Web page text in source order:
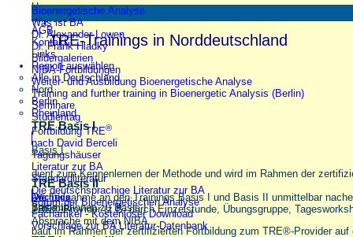
Home
Impressum
AGB
Kontakt
Links
Bioenergetische Analyse
Was ist BA
Dr. Alexander Lowen
Dr. Frank Hladky
Bildergalerien
NIBA-Fortbildungen
Weiter- und Ausbildung Bioenergetische Analyse
Training and further training in Bioenergetic Analysis (Berlin)
Seminare
Studientag
Fortbildung TRE®
nach David Berceli
Tagungshäuser
Literatur zur BA
Standardliteratur
Die deutschsprachige Literatur zur BA
Forum der Bioenergetischen Analyse
Fachartikel - Kostenloser Download
Vorschläge zur BA Literatur-Datenbank
TRE-Trainings in Norddeutschland
Region auswählen
Alle in Deutschland
Nord
Berlin
Rheinland
TRE Basis I
Basis I
dient zum Kennenlernen der Methode und wird im Rahmen der
Die Teilnahme an den Trainings Basis I und Basis II unmittelbar
TRE®-Provider (z.B. durch Einzelstunde, Übungsgruppe,
Absprache mit dem NIBA.
Wichtige
Informationen zu Basis I
TRE Basis II
Basis II
baut im Rahmen der zertifizierten Fortbildung zum TRE®-Provider